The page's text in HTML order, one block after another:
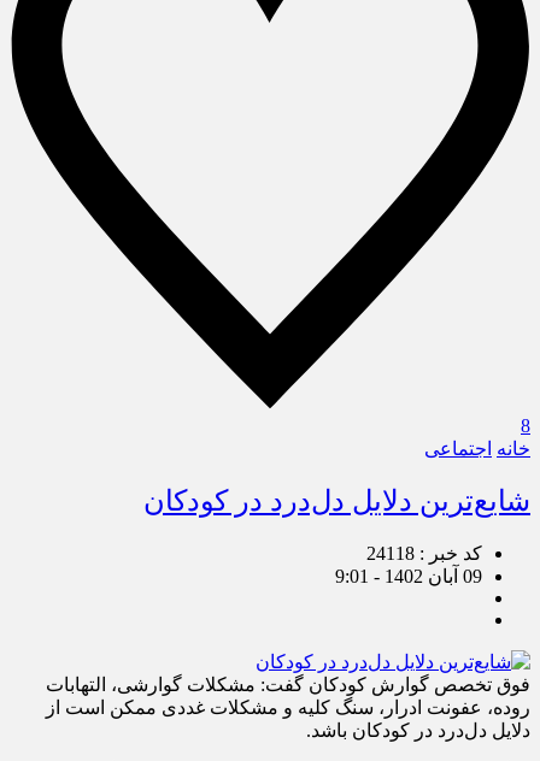
8
خانه اجتماعی
شایع‌ترین دلایل دل‌درد در کودکان
کد خبر : 24118
09 آبان 1402 - 9:01
فوق تخصص گوارش کودکان گفت: مشکلات گوارشی، التهابات
روده، عفونت ادرار، سنگ کلیه و مشکلات غددی ممکن است از
دلایل دل‌درد در کودکان باشد.